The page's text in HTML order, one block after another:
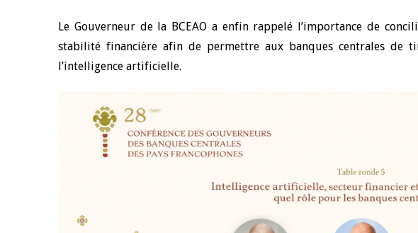
Le Gouverneur de la BCEAO a enfin rappelé l’importance de
stabilité financière afin de permettre aux banques centrales de
l’intelligence artificielle.